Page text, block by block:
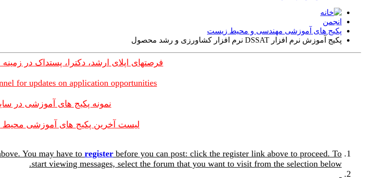
انجمن
پکیج های آموزشی مهندسی و محیط زیست
پکیج آموزش نرم افزار DSSAT نرم افزار کشاورزی و رشد محصول
فرصتهای اپلای ارشد، دکترا، پستداک در
for updates on application opportunities
نمونه پکیج های آموزشی در
لیست آخرین پکیج های آموزشی
You may have to register before you can post: click the register link above to proceed. To
start viewing messages, select the forum that you want to visit from the selection below.